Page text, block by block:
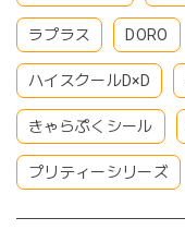
ラプラス DORO
ハイスクールD×D
きゃらぷくシール
プリティーシリーズ